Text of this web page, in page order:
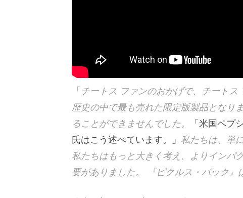
「チートス ファンのおかげで、チート
歴史の中で最も売れた限定版製品となり
ることができませんでした。
「米国ペプ
氏はこう述べています。」 私たちは、単
私たちはもっと大きく考え、よりインパ
要がありました。 『ピクルス・バック』